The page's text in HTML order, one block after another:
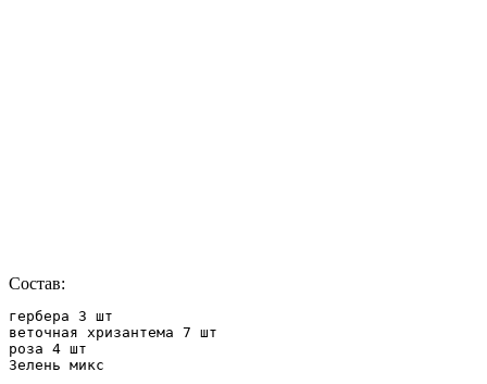
Состав:
гербера 3 шт
веточная хризантема 7 шт
роза 4 шт
Зелень микс